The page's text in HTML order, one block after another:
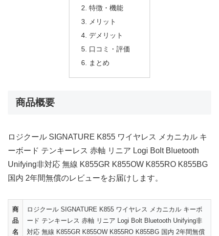
特徴・機能
メリット
デメリット
口コミ・評価
まとめ
商品概要
ロジクール SIGNATURE K855 ワイヤレス メカニカル キ
ーボード テンキーレス 赤軸 リニア Logi Bolt Bluetooth
Unifying非対応 無線 K855GR K855OW K855RO K855BG
国内 2年間無償のレビューをお届けします。
商
品
名
ロジクール SIGNATURE K855 ワイヤレス メカニカル キーボ
ード テンキーレス 赤軸 リニア Logi Bolt Bluetooth Unifying非
対応 無線 K855GR K855OW K855RO K855BG 国内 2年間無償